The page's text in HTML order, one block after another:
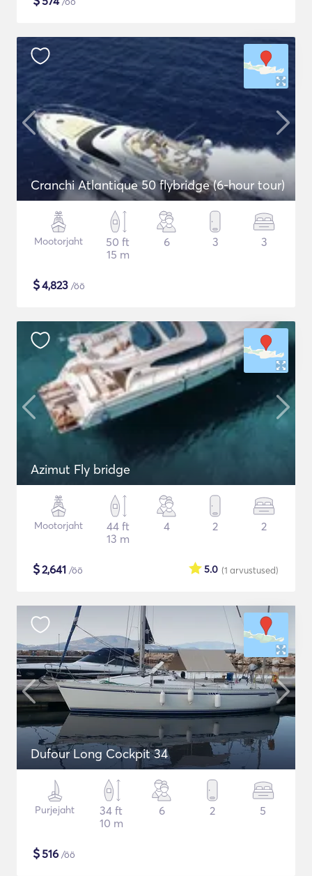
Cranchi Atlantique 50 flybridge (6-hour tour)
Mootorjaht
50 ft
15 m
6 3 3
$4,823 /öö
Azimut Fly bridge
Mootorjaht
44 ft
13 m
4 2 2
$2,641 /öö (1 arvustused)
5.0
Dufour Long Cockpit 34
Purjejaht
34 ft
10 m
6 2 5
$516 /öö